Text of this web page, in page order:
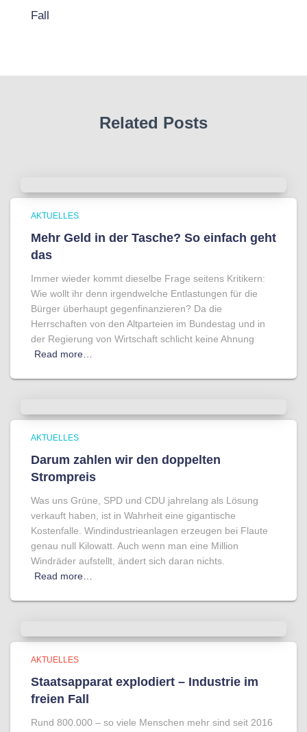
Fall
Related Posts
AKTUELLES
Mehr Geld in der Tasche? So einfach geht
das
Immer wieder kommt dieselbe Frage seitens Kritikern:
Wie wollt ihr denn irgendwelche Entlastungen für die
Bürger überhaupt gegenfinanzieren? Da die
Herrschaften von den Altparteien im Bundestag und in
der Regierung von Wirtschaft schlicht keine Ahnung
Read more…
AKTUELLES
Darum zahlen wir den doppelten
Strompreis
Was uns Grüne, SPD und CDU jahrelang als Lösung
verkauft haben, ist in Wahrheit eine gigantische
Kostenfalle. Windindustrieanlagen erzeugen bei Flaute
genau null Kilowatt. Auch wenn man eine Million
Windräder aufstellt, ändert sich daran nichts.
Read more…
AKTUELLES
Staatsapparat explodiert – Industrie im
freien Fall
Rund 800.000 – so viele Menschen mehr sind seit 2016